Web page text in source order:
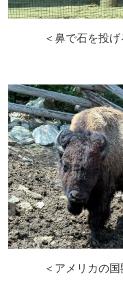
＜鼻で石を投
＜アメリカの